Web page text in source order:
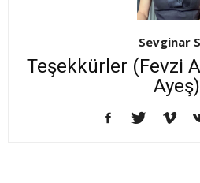
Sevginar
Teşekkürler (Fevzi
Ayeş)